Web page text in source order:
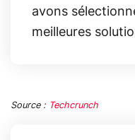
avons
meilleures
Source : Techcrunch